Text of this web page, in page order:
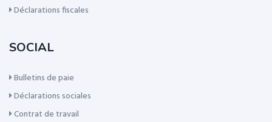
Déclarations fiscales
SOCIAL
Bulletins de paie
Déclarations sociales
Contrat de travail